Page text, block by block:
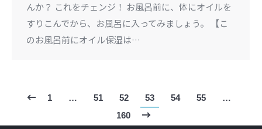
んか？ これをチェンジ！ お風呂前に、体にオイルを
すりこんでから、お風呂に入ってみましょう。 【こ
のお風呂前にオイル保湿は…
1 … 51 52 53 54 55
…
160